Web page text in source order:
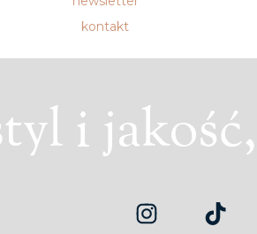
kontakt
i jakość,